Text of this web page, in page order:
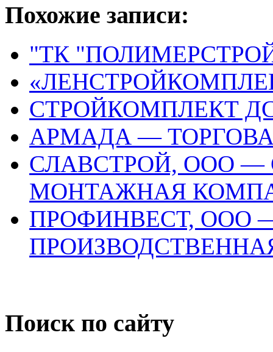
Похожие записи:
"ТК
СТРОЙКОМПЛЕКТ
АРМАДА —
СЛАВСТРОЙ, ООО —
МОНТАЖНАЯ
ПРОФИНВЕСТ, ООО
Поиск по сайту